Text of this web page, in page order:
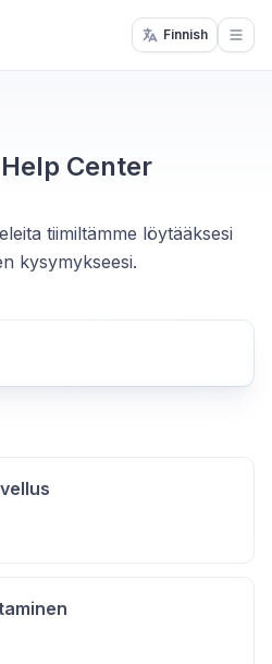
Finnish
Center
tiimiltämme löytääksesi
kysymykseesi.